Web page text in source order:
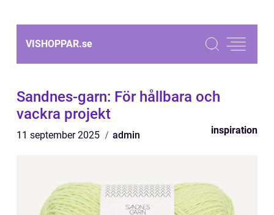
VISHOPPAR.se
Sandnes-garn: För hållbara och
vackra projekt
11 september 2025 admin inspiration